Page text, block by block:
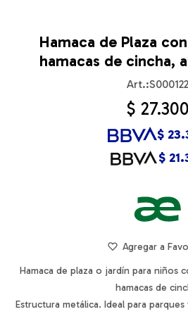
Hamaca de Plaza
hamacas de cincha,
S000122
$ 27.300
$
$
Hamaca de plaza o jardín para niños
hamacas de
Estructura metálica. Ideal para